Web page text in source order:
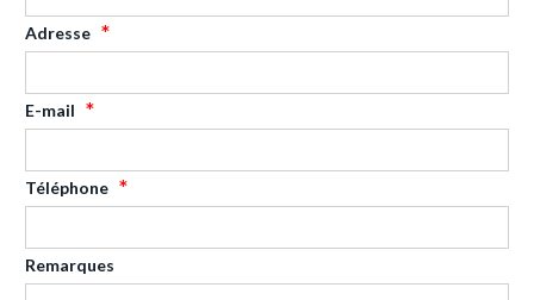
Adresse
E-mail
Téléphone
Remarques